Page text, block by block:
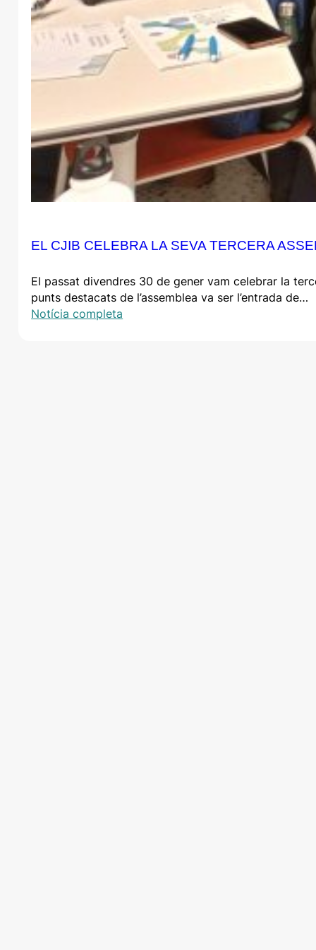
EL CJIB CELEBRA LA SEVA TERCERA
El passat divendres 30 de gener vam celebrar la
punts destacats de l’assemblea va ser l’entrada de…
Notícia completa